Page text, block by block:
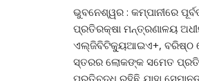
ଭୁବନେଶ୍ୱର : କମ୍ପାନୀରେ
ପ୍ରତିରକ୍ଷା ମନ୍ତ୍ରଣାଳୟ
ଏଲ୍‌ଜିବିଟିକ୍ୟୁଆଇଏ+, ବରିଷ୍ଠ
ସ୍ତରର ଲୋକଙ୍କ ସମେତ
ପ୍ରତିବଦ୍ଧ ରହିଛି ଯାହା